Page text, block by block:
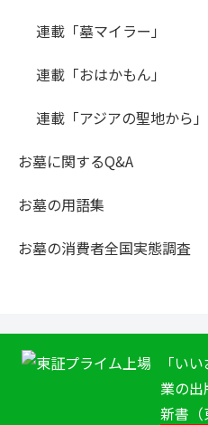
連載「墓マイラー」
連載「おはかもん」
連載「アジアの聖地から」
お墓に関するQ&A
お墓の用語集
お墓の消費者全国実態調査
「い
業の出
新書（